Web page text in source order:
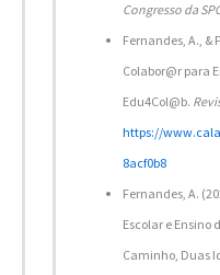
Congresso da
Fernandes, A., &
Colabor@r para
Edu4Col@b.
https://
8acf0b8
Fernandes, A.
Escolar e Ensino
Caminho, Duas